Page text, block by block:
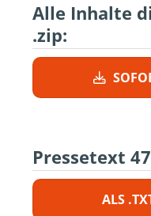
Alle Inhalte
.zip:
Pressetext
ALS